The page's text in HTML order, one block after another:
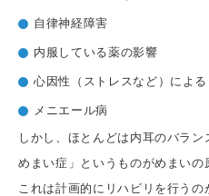
自律神経障害
内服している薬の影響
心因性（ストレスなど）によ
メニエール病
しかし、ほとんどは内耳のバラ
めまい症」というものがめまいの
これは計画的にリハビリを行う